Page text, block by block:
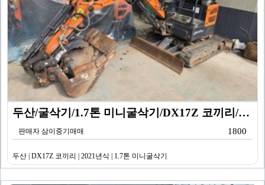
두산/굴삭기/1.7톤 미니굴삭기/DX17Z 코끼리/20…
판매자 삼이중기매매 1800
두산 | DX17Z 코끼리 | 2021년식 | 1.7톤 미니굴삭기